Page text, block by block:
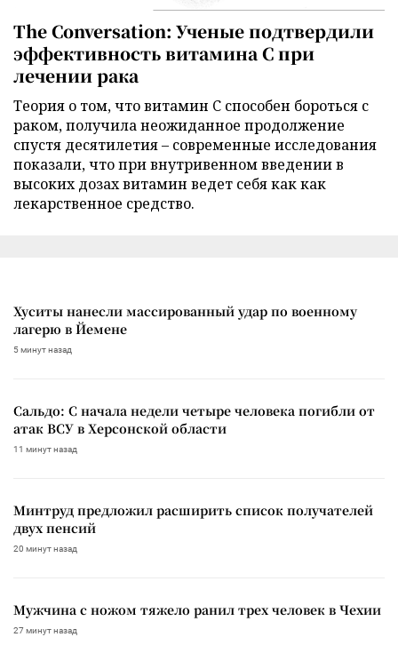
The Conversation: Ученые подтвердили
эффективность витамина C при
лечении рака
Теория о том, что витамин C способен бороться с
раком, получила неожиданное продолжение
спустя десятилетия – современные исследования
показали, что при внутривенном введении в
высоких дозах витамин ведет себя как как
лекарственное средство.
Хуситы нанесли массированный удар по военному
лагерю в Йемене
5 минут назад
Сальдо: С начала недели четыре человека погибли от
атак ВСУ в Херсонской области
11 минут назад
Минтруд предложил расширить список получателей
двух пенсий
20 минут назад
Мужчина с ножом тяжело ранил трех человек в Чехии
27 минут назад